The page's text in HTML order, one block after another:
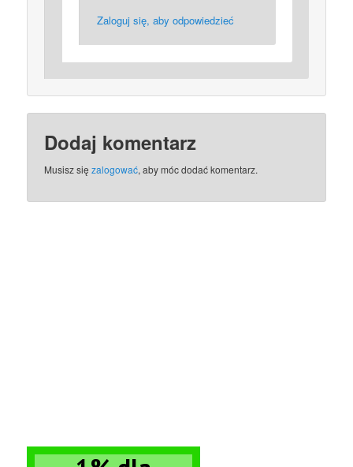
Zaloguj się, aby odpowiedzieć
Dodaj komentarz
Musisz sięzalogować, aby móc dodać komentarz.